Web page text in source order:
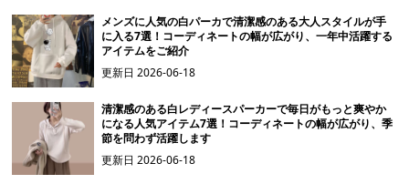
メンズに人気の白パーカで清潔感のある大人スタイルが手
に入る7選！コーディネートの幅が広がり、一年中活躍する
アイテムをご紹介
更新日2026-06-18
清潔感のある白レディースパーカーで毎日がもっと爽やか
になる人気アイテム7選！コーディネートの幅が広がり、季
節を問わず活躍します
更新日2026-06-18